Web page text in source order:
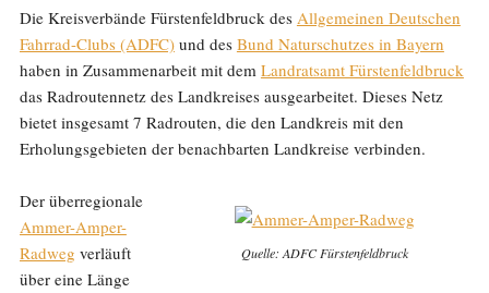
Die Kreisverbände Fürstenfeldbruck des Allgemeinen Deutschen
Fahrrad-Clubs (ADFC)und des Bund Naturschutzes in Bayern
haben in Zusammenarbeit mit dem Landratsamt Fürstenfeldbruck
das Radroutennetz des Landkreises ausgearbeitet. Dieses Netz
bietet insgesamt 7 Radrouten, die den Landkreis mit den
Erholungsgebieten der benachbarten Landkreise verbinden.
Quelle: ADFC Fürstenfeldbruck
Der überregionale
Ammer-Amper-
Radweg verläuft
über eine Länge